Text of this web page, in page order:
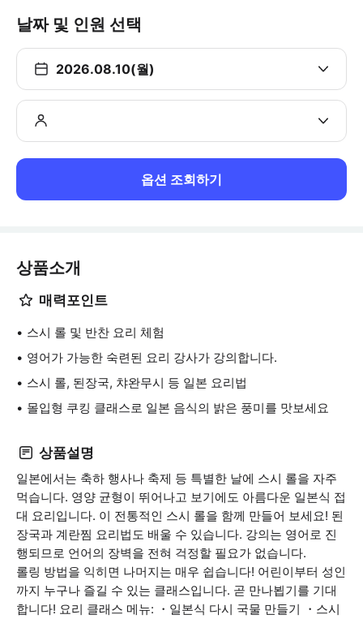
날짜 및 인원 선택
2026.08.10(월)
옵션 조회하기
상품소개
매력포인트
스시 롤 및 반찬 요리 체험
영어가 가능한 숙련된 요리 강사가 강의합니다.
스시 롤, 된장국, 챠완무시 등 일본 요리법
몰입형 쿠킹 클래스로 일본 음식의 밝은 풍미를 맛보세요
상품설명
일본에서는 축하 행사나 축제 등 특별한 날에 스시 롤을 자주
먹습니다. 영양 균형이 뛰어나고 보기에도 아름다운 일본식 접
대 요리입니다. 이 전통적인 스시 롤을 함께 만들어 보세요! 된
장국과 계란찜 요리법도 배울 수 있습니다. 강의는 영어로 진
행되므로 언어의 장벽을 전혀 걱정할 필요가 없습니다.
롤링 방법을 익히면 나머지는 매우 쉽습니다! 어린이부터 성인
까지 누구나 즐길 수 있는 클래스입니다. 곧 만나뵙기를 기대
합니다! 요리 클래스 메뉴: ・일본식 다시 국물 만들기 ・스시